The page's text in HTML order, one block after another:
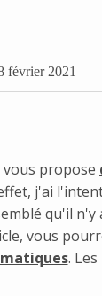
février 2021
propose
j'ai
qu'il n'y
vous
.